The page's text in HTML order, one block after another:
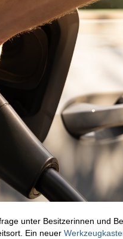
unter Besitzerinnen und
Ein neuer